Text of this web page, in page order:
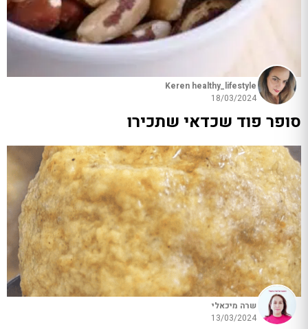
Keren healthy_lifestyle
18/03/2024
סופר פוד שכדאי שתכירו
שרה מיכאלי
13/03/2024